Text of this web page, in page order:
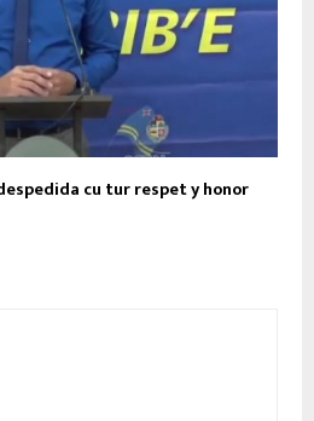
cu tur respet y honor